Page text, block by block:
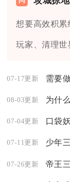
想要高效积累
玩家、清理世
07-17更新
08-03更新
07-04更新
07-11更新
07-26更新